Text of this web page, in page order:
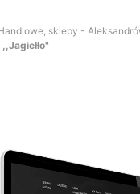
sklepy -